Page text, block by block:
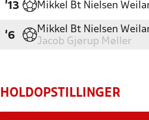
'13 Mikkel Bt Nielsen
'6
Mikkel Bt Nielsen
Jacob Gjørup Møller
HOLDOPSTILLINGER